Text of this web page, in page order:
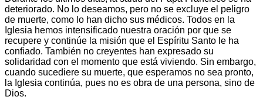
deteriorado. No lo deseamos, pero no se excluye el peligro
de muerte, como lo han dicho sus médicos. Todos en la
Iglesia hemos intensificado nuestra oración por que se
recupere y continúe la misión que el Espíritu Santo le ha
confiado. También no creyentes han expresado su
solidaridad con el momento que está viviendo. Sin embargo,
cuando sucediere su muerte, que esperamos no sea pronto,
la Iglesia continúa, pues no es obra de una persona, sino de
Dios.